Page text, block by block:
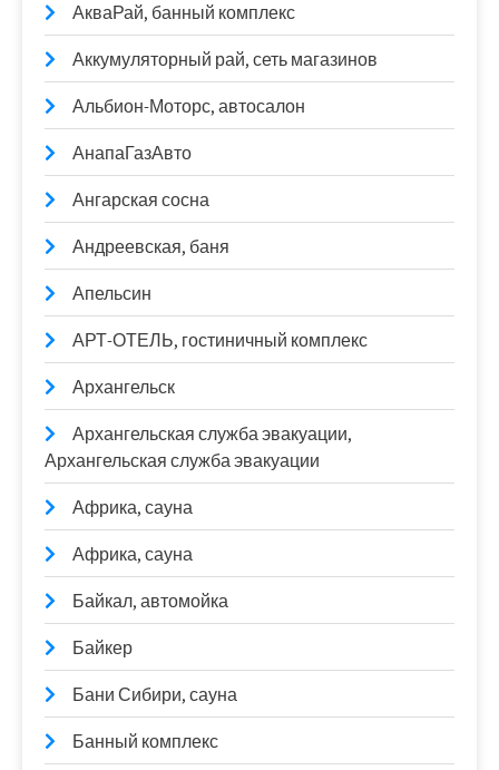
АкваРай, банный комплекс
Аккумуляторный рай, сеть магазинов
Альбион-Моторс, автосалон
АнапаГазАвто
Ангарская сосна
Андреевская, баня
Апельсин
АРТ-ОТЕЛЬ, гостиничный комплекс
Архангельск
Архангельская служба эвакуации,
Архангельская служба эвакуации
Африка, сауна
Африка, сауна
Байкал, автомойка
Байкер
Бани Сибири, сауна
Банный комплекс